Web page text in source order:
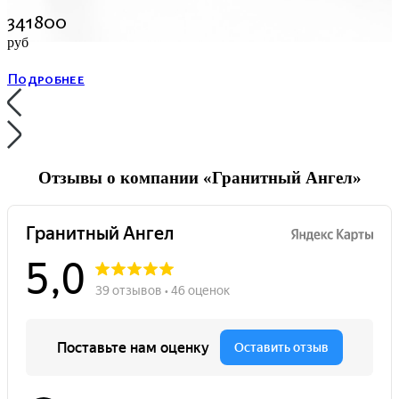
341800
руб
Подробнее
Отзывы о компании «Гранитный Ангел»